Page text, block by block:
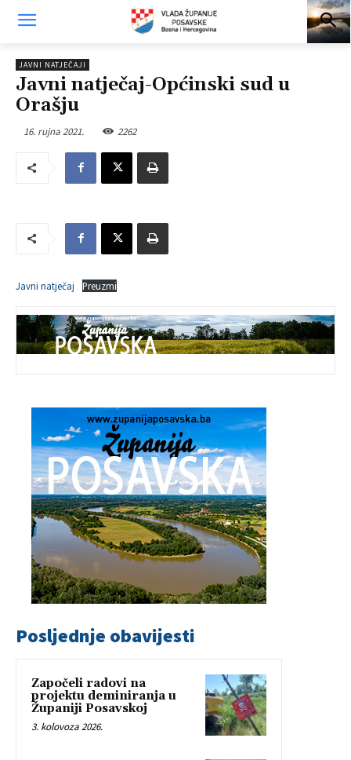
JAVNI NATJEČAJI
Javni natječaj-Općinski sud u
Orašju
16. rujna 2021. 2262
Javni natječaj Preuzmi
Posljednje obavijesti
Započeli radovi na
projektu deminiranja u
Županiji Posavskoj
3. kolovoza 2026.